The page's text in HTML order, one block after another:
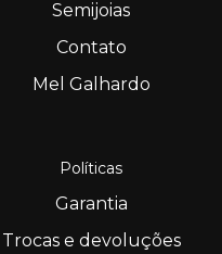
Semijoias
Contato
Mel Galhardo
Políticas
Garantia
Trocas e devoluções